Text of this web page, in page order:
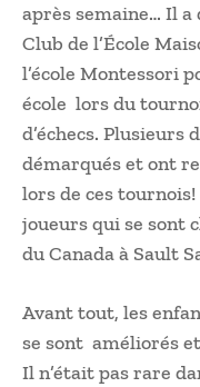
après semaine… Il a
Club de l’École
l’école Montessori
école lors du
d’échecs. Plusieurs
démarqués et ont
lors de ces
joueurs qui se sont
du Canada à Sault
Avant tout, les
se sont améliorés
Il n’était pas rare